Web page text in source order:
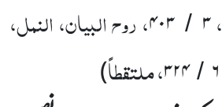
،۳ / ۴۰۳، روح البیان، النمل،
۶ /۳۲۴، ملتقطاً)